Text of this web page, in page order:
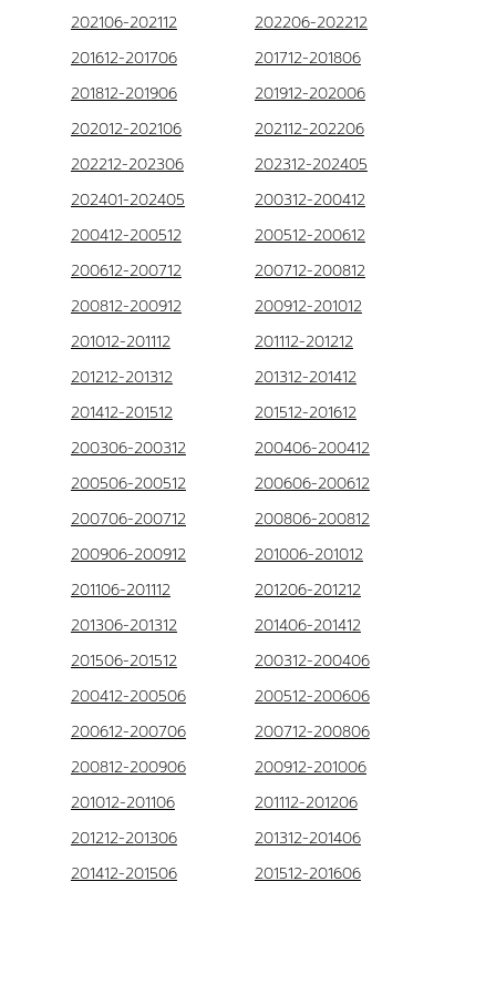
202106-202112
202206-202212
201612-201706
201712-201806
201812-201906
201912-202006
202012-202106
202112-202206
202212-202306
202312-202405
202401-202405
200312-200412
200412-200512
200512-200612
200612-200712
200712-200812
200812-200912
200912-201012
201012-201112
201112-201212
201212-201312
201312-201412
201412-201512
201512-201612
200306-200312
200406-200412
200506-200512
200606-200612
200706-200712
200806-200812
200906-200912
201006-201012
201106-201112
201206-201212
201306-201312
201406-201412
201506-201512
200312-200406
200412-200506
200512-200606
200612-200706
200712-200806
200812-200906
200912-201006
201012-201106
201112-201206
201212-201306
201312-201406
201412-201506
201512-201606